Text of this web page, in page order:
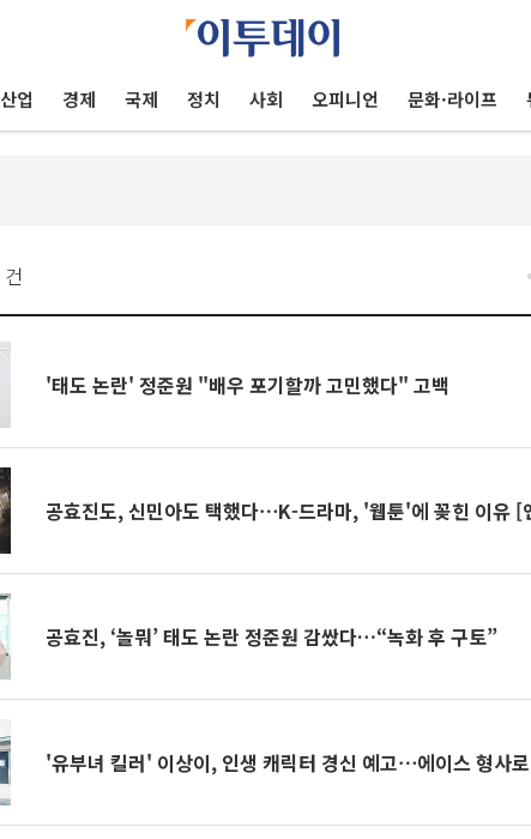
산업 경제 국제 정치 사회 오피니언 문화·라이프
건
'태도 논란' 정준원 "배우 포기할까 고민했다" 고백
공효진도, 신민아도 택했다⋯K-드라마, '웹툰'에 꽂힌 이유 [
공효진, ‘놀뭐’ 태도 논란 정준원 감쌌다…“녹화 후 구토”
'유부녀 킬러' 이상이, 인생 캐릭터 경신 예고⋯에이스 형사